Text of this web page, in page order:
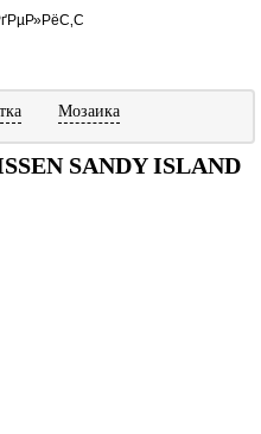
Мозаика
SANDY ISLAND